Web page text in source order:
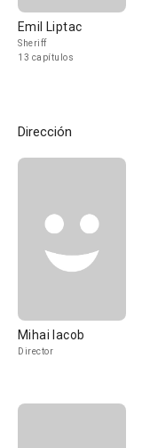
Emil Liptac
Sheriff
13 capítulos
Dirección
Mihai Iacob
Director